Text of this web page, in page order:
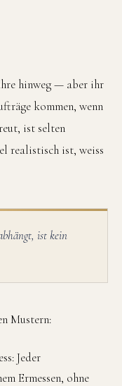
hinweg — aber ihr
kommen, wenn
ist selten
realistisch ist, weiss
ist kein
Mustern:
Jeder
Ermessen, ohne